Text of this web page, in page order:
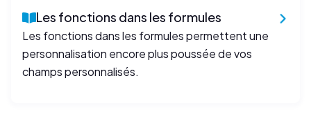
Les fonctions dans les formules
Les fonctions dans les formules permettent une
personnalisation encore plus poussée de vos
champs personnalisés.